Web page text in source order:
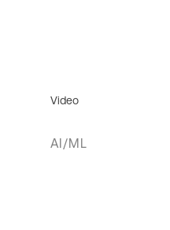
Video
AI/ML